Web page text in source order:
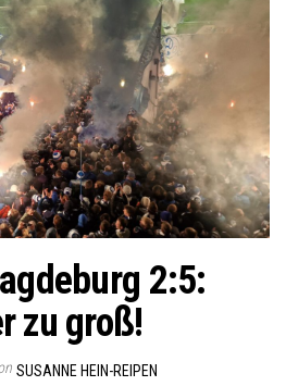
2:5:
zu groß!
SUSANNE HEIN-REIPEN